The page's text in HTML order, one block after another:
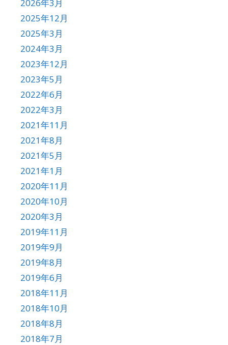
2026年3月
2025年12月
2025年3月
2024年3月
2023年12月
2023年5月
2022年6月
2022年3月
2021年11月
2021年8月
2021年5月
2021年1月
2020年11月
2020年10月
2020年3月
2019年11月
2019年9月
2019年8月
2019年6月
2018年11月
2018年10月
2018年8月
2018年7月